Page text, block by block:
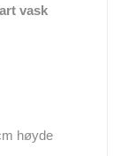
vask
høyde